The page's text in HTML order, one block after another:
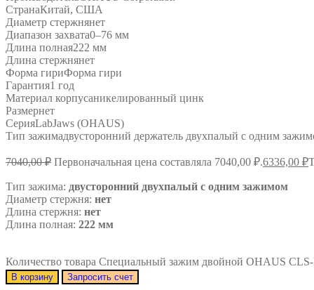
СтранаКитай, США
Диаметр стержнянет
Диапазон захвата0–76 мм
Длина полная222 мм
Длина стержнянет
Форма гириФорма гири
Гарантия1 год
Материал корпусаникелированный цинк
Размернет
СерияLabJaws (OHAUS)
Тип зажимадвусторонний держатель двухпалый с одним
7040,00₽ Первоначальная цена составляла 7040,00 ₽.6336,00 ₽
Тип зажима: двусторонний двухпалый с одним зажимом
Диаметр стержня: нет
Длина стержня: нет
Длина полная: 222 мм
Количество товара Специальный зажим двойной OHAUS
В корзину Запросить счет